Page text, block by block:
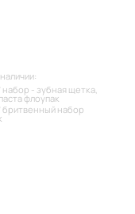
- зубная щетка,
флоупак
бритвенный набор